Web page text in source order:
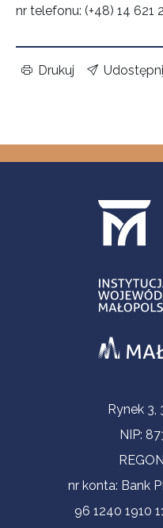
nr telefonu: (+48) 14 621
Drukuj
Informacje
Rynek 3,
NIP:
nr konta: Bank
96 1240 1910